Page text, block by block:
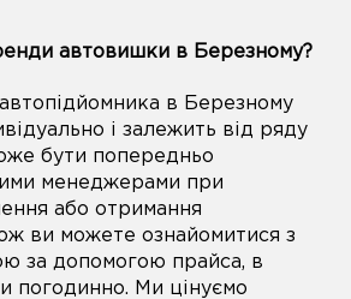
автовишки в Березному?
в Березному
і залежить від ряду
бути попередньо
менеджерами при
або отримання
ви можете ознайомитися з
за допомогою прайса, в
погодинно. Ми цінуємо